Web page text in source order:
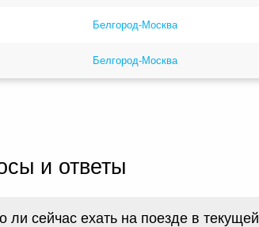
Белгород-Москва
Белгород-Москва
и ответы
ли сейчас ехать на поезде в текущей